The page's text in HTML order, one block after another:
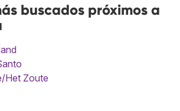
buscados próximos a
Het Zoute